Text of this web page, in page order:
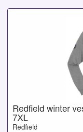
Redfield winter
7XL
Redfield